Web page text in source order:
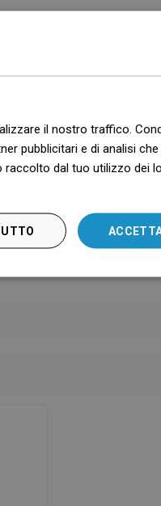
il nostro traffico.
pubblicitari e di analisi
dal tuo utilizzo dei